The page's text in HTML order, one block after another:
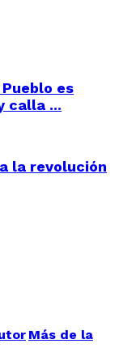
es
calla ...
la revolución
Más de la